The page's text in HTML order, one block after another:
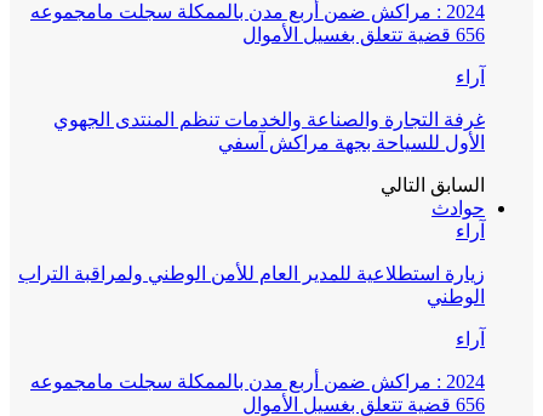
2024 : مراكش ضمن أربع مدن بالممكلة سجلت مامجموعه
656 قضية تتعلق بغسيل الأموال
آراء
غرفة التجارة والصناعة والخدمات تنظم المنتدى الجهوي
الأول للسياحة بجهة مراكش آسفي
السابق التالي
حوادث
آراء
زيارة استطلاعية للمدير العام للأمن الوطني ولمراقبة التراب
الوطني
آراء
2024 : مراكش ضمن أربع مدن بالممكلة سجلت مامجموعه
656 قضية تتعلق بغسيل الأموال